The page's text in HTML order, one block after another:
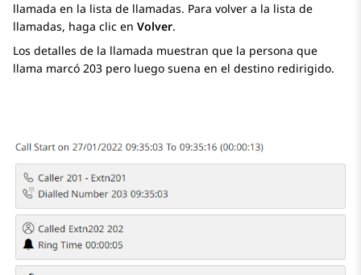
llamada en la lista de llamadas. Para volver a la lista de
llamadas, haga clic en Volver.
Los detalles de la llamada muestran que la persona que
llama marcó 203 pero luego suena en el destino redirigido.